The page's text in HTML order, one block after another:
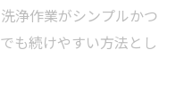
清潔を両立
夫と実践方法
浄作業がシンプルかつ
も続けやすい方法とし